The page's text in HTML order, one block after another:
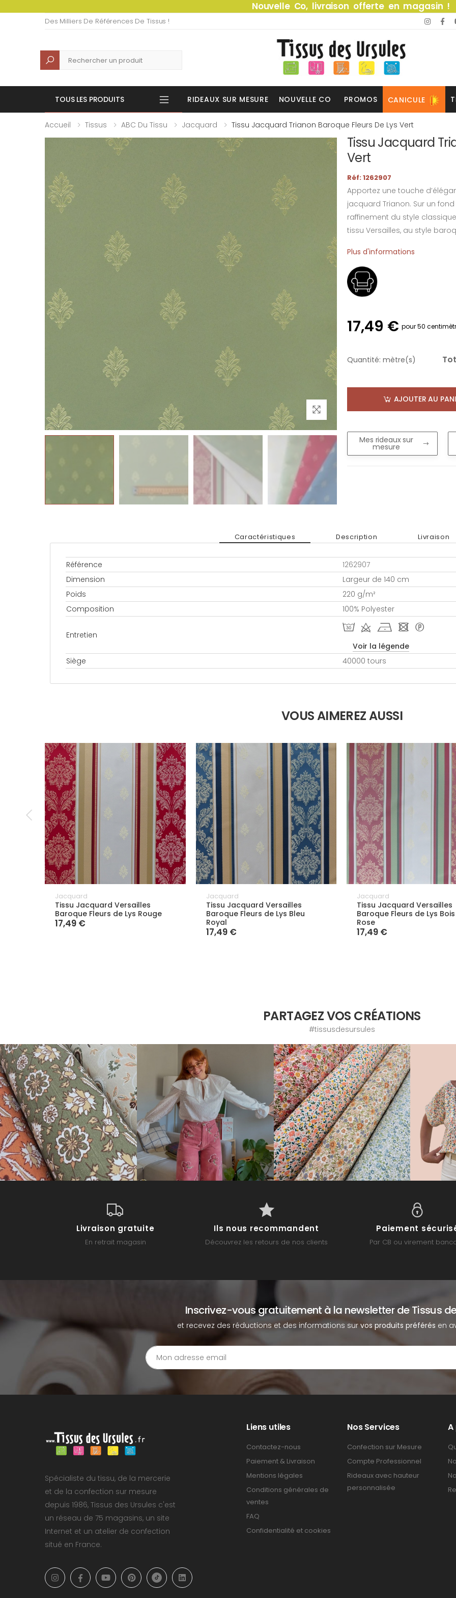
Nouvelle Co, livraison offerte en magasin !
Des Milliers De Références De Tissus !
Recherche
TOUS LES PRODUITS RIDEAUX SUR MESURE NOUVELLE CO PROMOS CANICULE
Accueil Tissus ABC Du Tissu Jacquard Tissu Jacquard Trianon Baroque Fleurs De Lys Vert
Tissu Jacquard
Vert
Réf: 1262907
Apportez une touche
jacquard Trianon. Sur un
raffinement du style
tissu Versailles, au style
Plus d'informations
17,49 € pour 50
Quantité: mètre(s)
AJOUTER AU
Mes rideaux sur
mesure
Caractéristiques Description Livraison
Référence
1262907
Dimension
Largeur de 140 cm
Poids
220 g/m²
Composition
100% Polyester
Entretien
T d h - *
Voir la légende
Siège
40000 tours
VOUS AIMEREZ AUSSI
Jacquard
Tissu Jacquard Versailles
Baroque Fleurs de Lys Rouge
17,49 €
Jacquard
Tissu Jacquard Versailles
Baroque Fleurs de Lys Bleu
Royal
17,49 €
Jacquard
Tissu Jacquard Versailles
Baroque Fleurs de Lys
Rose
17,49 €
PARTAGEZ VOS CRÉATIONS
#tissusdesursules
Livraison gratuite
En retrait magasin
Ils nous recommandent
Découvrez les retours de nos clients
Paiement
Par CB ou virement
Inscrivez-vous gratuitement à la newsletter de Tissus
et recevez des réductions et des informations survos produits préférés en
Spécialiste du tissu, de la mercerie
et de la confection sur mesure
depuis 1986, Tissus des Ursules c'est
un réseau de 75 magasins, un site
Internet et un atelier de confection
situé en France.
Liens utiles
Contactez-nous
Paiement & Livraison
Mentions légales
Conditions générales de
ventes
FAQ
Confidentialité et cookies
Nos Services
Confection sur Mesure
Compte Professionnel
Rideaux avec hauteur
personnalisée